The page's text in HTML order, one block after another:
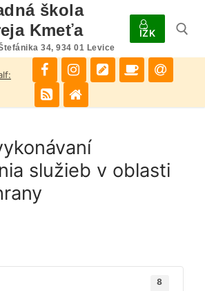
škola
Kmeťa
34, 934 01 Levice
IŽK
Hľadať:
služieb v oblasti
8